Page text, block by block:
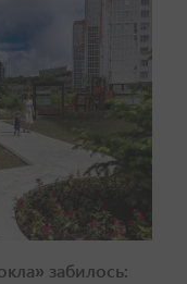
забилось: